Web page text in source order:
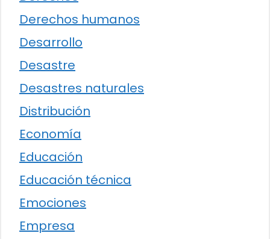
Derechos humanos
Desarrollo
Desastre
Desastres naturales
Distribución
Economía
Educación
Educación técnica
Emociones
Empresa